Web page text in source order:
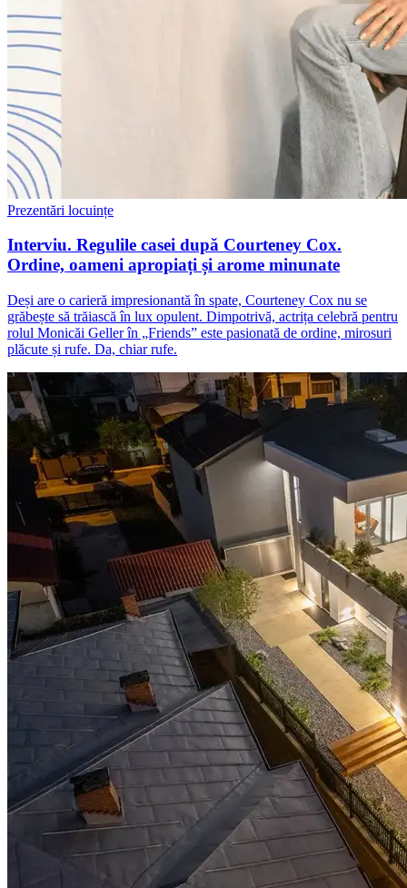
Prezentări locuințe
Interviu. Regulile casei după Courteney Cox.
Ordine, oameni apropiați și arome minunate
Deși are o carieră impresionantă în spate, Courteney Cox nu se
grăbește să trăiască în lux opulent. Dimpotrivă, actrița celebră pentru
rolul Monicăi Geller în „Friends” este pasionată de ordine, mirosuri
plăcute și rufe. Da, chiar rufe.